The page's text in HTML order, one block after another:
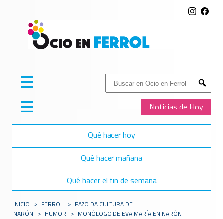
Buscar:
Submit
Noticias de Hoy
☰
☰
Qué hacer hoy
Qué hacer mañana
Qué hacer el fin de semana
INICIO > FERROL > PAZO DA CULTURA DE
NARÓN > HUMOR > MONÓLOGO DE EVA MARÍA EN NARÓN